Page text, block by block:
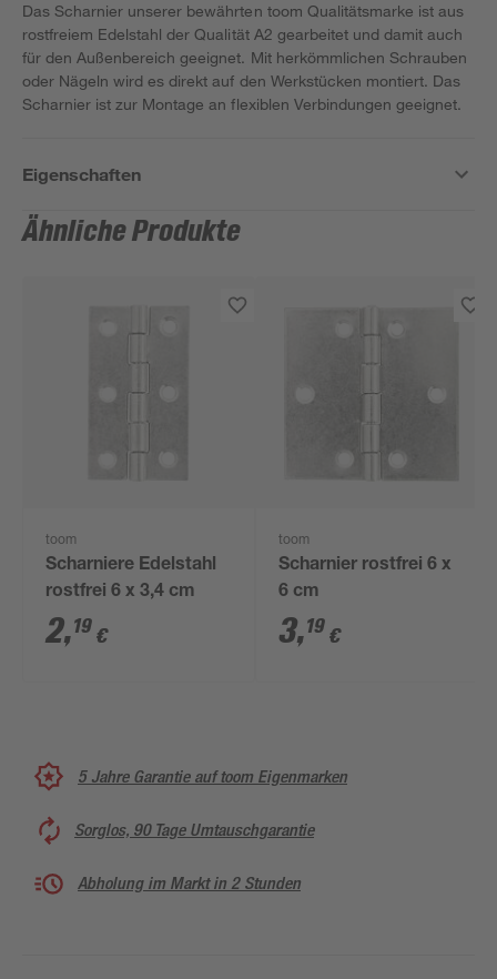
Das Scharnier unserer bewährten toom Qualitätsmarke ist aus
rostfreiem Edelstahl der Qualität A2 gearbeitet und damit auch
für den Außenbereich geeignet. Mit herkömmlichen Schrauben
oder Nägeln wird es direkt auf den Werkstücken montiert. Das
Scharnier ist zur Montage an flexiblen Verbindungen geeignet.
Eigenschaften
Ähnliche Produkte
toom
Scharniere Edelstahl
rostfrei 6 x 3,4 cm
2,19 €
toom
Scharnier rostfrei 6 x
6 cm
3,19 €
5 Jahre Garantie auf toom Eigenmarken
Sorglos, 90 Tage Umtauschgarantie
Abholung im Markt in 2 Stunden